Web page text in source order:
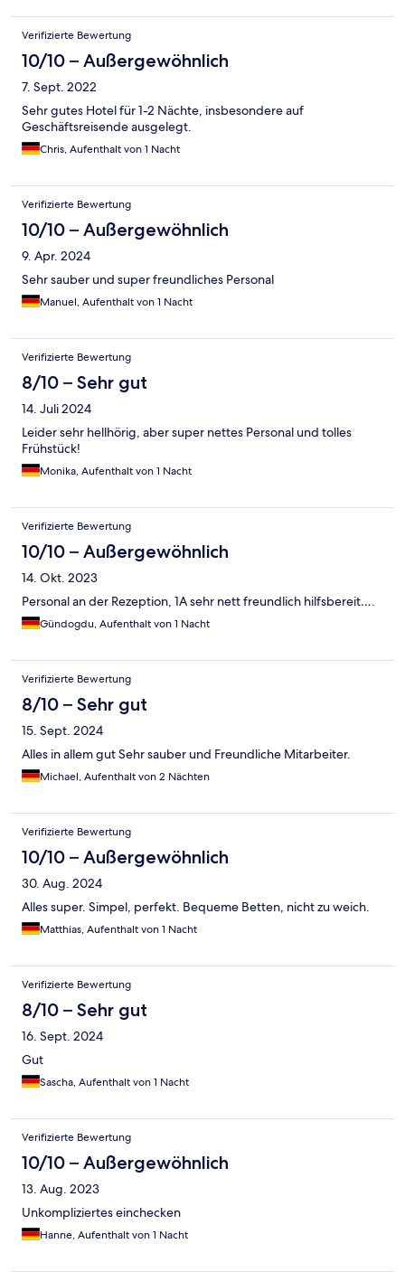
Verifizierte Bewertung
10/10 – Außergewöhnlich
7. Sept. 2022
Sehr gutes Hotel für 1-2 Nächte, insbesondere auf
Geschäftsreisende ausgelegt.
Chris, Aufenthalt von 1 Nacht
Verifizierte Bewertung
10/10 – Außergewöhnlich
9. Apr. 2024
Sehr sauber und super freundliches Personal
Manuel, Aufenthalt von 1 Nacht
Verifizierte Bewertung
8/10 – Sehr gut
14. Juli 2024
Leider sehr hellhörig, aber super nettes Personal und tolles
Frühstück!
Monika, Aufenthalt von 1 Nacht
Verifizierte Bewertung
10/10 – Außergewöhnlich
14. Okt. 2023
Personal an der Rezeption, 1A sehr nett freundlich hilfsbereit….
Gündogdu, Aufenthalt von 1 Nacht
Verifizierte Bewertung
8/10 – Sehr gut
15. Sept. 2024
Alles in allem gut Sehr sauber und Freundliche Mitarbeiter.
Michael, Aufenthalt von 2 Nächten
Verifizierte Bewertung
10/10 – Außergewöhnlich
30. Aug. 2024
Alles super. Simpel, perfekt. Bequeme Betten, nicht zu weich.
Matthias, Aufenthalt von 1 Nacht
Verifizierte Bewertung
8/10 – Sehr gut
16. Sept. 2024
Gut
Sascha, Aufenthalt von 1 Nacht
Verifizierte Bewertung
10/10 – Außergewöhnlich
13. Aug. 2023
Unkompliziertes einchecken
Hanne, Aufenthalt von 1 Nacht